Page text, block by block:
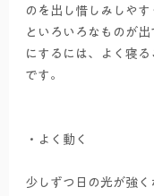
のを出し惜しみしや
といろいろなものが
にするには、よく寝
です。
・よく動く
少しずつ日の光が強く